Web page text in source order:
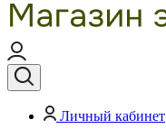
Личный кабинет